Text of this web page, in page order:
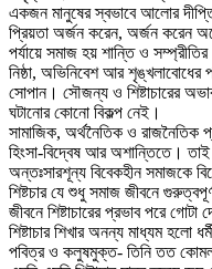
একজন মানুষের স্বভাবে আলাের
প্রিয়তা অর্জন করেন, অর্জন করেন
পর্যায়ে সমাজ হয় শান্তি ও
নিষ্ঠা, অভিনিবেশ আর
সােপান। সৌজন্য ও শিষ্টাচারের
ঘটানাের কোনাে বিকল্প নেই।
সামাজিক, অর্থনৈতিক ও রাজনৈতিক
হিংসা-বিদ্বেষ আর অশান্তিতে। তাই
অন্তঃসারশূন্য বিবেকহীন সমাজকে
শিষ্টচার যে শুধু সমাজ জীবনে
জীবনে শিষ্টাচারের প্রভাব পরে গোটা
শিষ্টাচার শিখার অনন্য মাধ্যম হলো
পবিত্র ও কলুষমুক্ত- তিনি তত কোমল